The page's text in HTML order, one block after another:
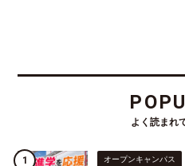
よく読まれ
オープンキャンパス